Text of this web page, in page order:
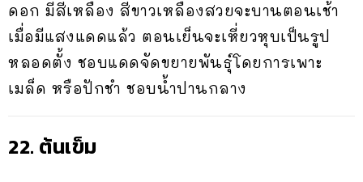
ดอก มีสีเหลือง สีขาวเหลืองสวยจะบานตอนเช้า
เมื่อมีแสงแดดแล้ว ตอนเย็นจะเหี่ยวหุบเป็นรูป
หลอดตั้ง ชอบแดดจัดขยายพันธุ์โดยการเพาะ
เมล็ด หรือปักชำ ชอบน้ำปานกลาง
22. ต้นเข็ม